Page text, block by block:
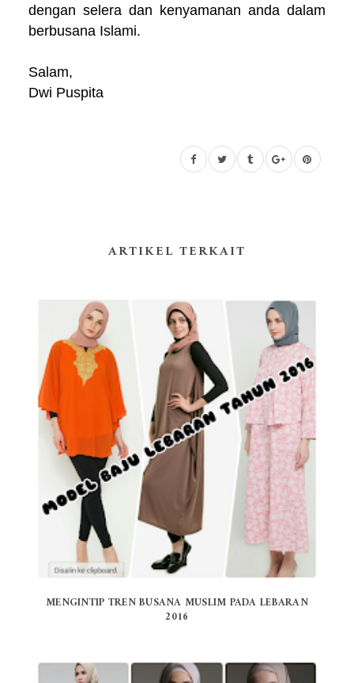
dengan selera dan kenyamanan anda dalam
berbusana Islami.
Salam,
Dwi Puspita
ARTIKEL TERKAIT
MENGINTIP TREN BUSANA MUSLIM PADA LEBARAN
2016